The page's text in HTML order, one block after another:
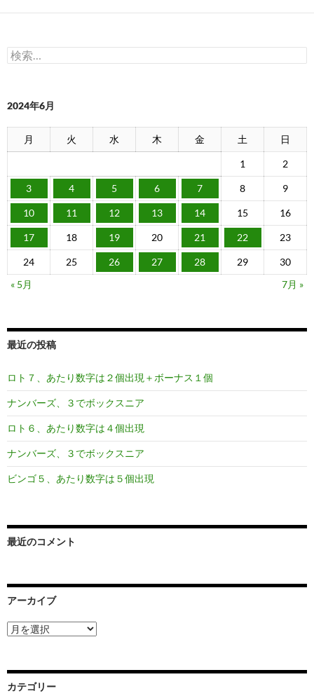
検
索:
2024年6月
月 火 水 木 金 土 日
1 2
3 4 5 6 7 8 9
10 11 12 13 14 15 16
17 18 19 20 21 22 23
24 25 26 27 28 29
30
« 5月
7月 »
最近の投稿
ロト７、あたり数字は２個出現＋ボーナス１個
ナンバーズ、３でボックスニア
ロト６、あたり数字は４個出現
ナンバーズ、３でボックスニア
ビンゴ５、あたり数字は５個出現
最近のコメント
アーカイブ
ア
ー
ブ
カテゴリー